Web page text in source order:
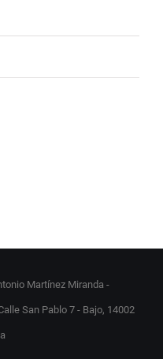
Martínez Miranda -
San Pablo 7 - Bajo, 14002